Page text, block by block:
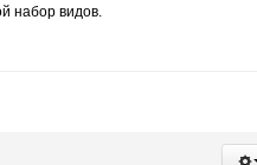
набор видов.